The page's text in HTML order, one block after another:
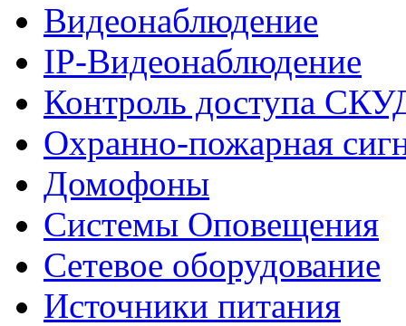
Видеонаблюдение
IP-Видеонаблюдение
Контроль доступа
Охранно-пожарная
Домофоны
Системы Оповещения
Сетевое оборудование
Источники питания